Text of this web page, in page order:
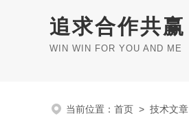
追求合作共赢
WIN WIN FOR YOU AND ME
当前位置： 首页 > 技术文章